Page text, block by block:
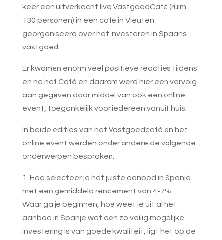
keer een uitverkocht live VastgoedCafé (ruim
130 personen) in een café in Vleuten
georganiseerd over het investeren in Spaans
vastgoed.
Er kwamen enorm veel positieve reacties tijdens
en na het Café en daarom werd hier een vervolg
aan gegeven door middel van ook een online
event, toegankelijk voor iedereen vanuit huis.
In beide edities van het Vastgoedcafé en het
online event werden onder andere de volgende
onderwerpen besproken:
1. Hoe selecteer je het juiste aanbod in Spanje
met een gemiddeld rendement van 4-7%
Waar ga je beginnen, hoe weet je uit al het
aanbod in Spanje wat een zo veilig mogelijke
investering is van goede kwaliteit, ligt het op de